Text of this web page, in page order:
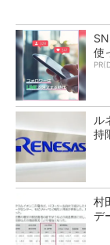
使
ル
持
村
デ